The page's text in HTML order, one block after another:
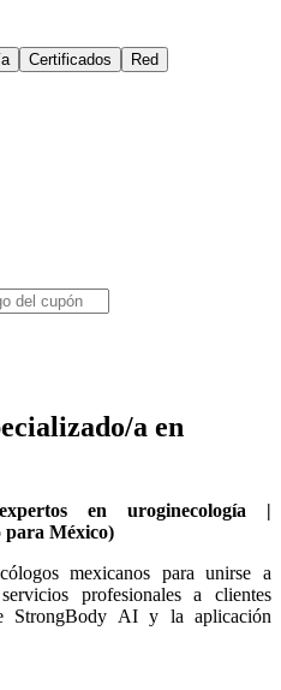
Certificados Red
a en
en uroginecología |
para México)
mexicanos para unirse a
profesionales a clientes
StrongBody AI y la aplicación